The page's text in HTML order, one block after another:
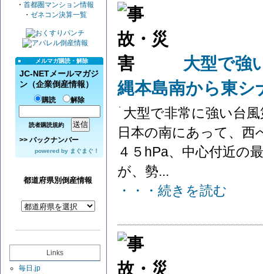
・ 首都圏マンション情報
・ ゼネコン決算一覧
メルマガ購読・解除
JC-NETメールマガジ
ン（企業倒産情報）
購読 解除
読者購読規約
>> バックナンバー
powered by まぐまぐ！
都道府県別倒産情報
Links
毎日.jp
大型で強
縄本島南から東
大型で非常に強い台
日本の南にあって、西
４５hPa、中心付近の
が、勢...
・・・続きを読む